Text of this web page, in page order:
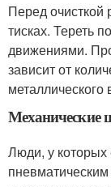
Перед очисткой
тисках. Тереть
движениями.
зависит от
металлического
Механические
Люди, у которых